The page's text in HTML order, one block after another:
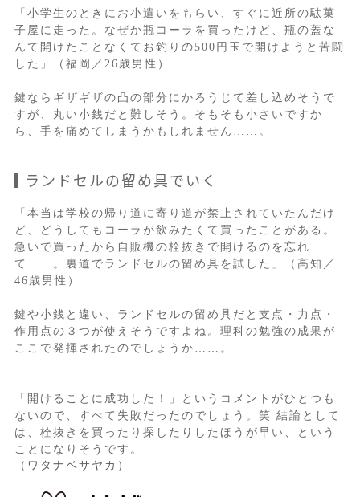
「小学生のときにお小遣いをもらい、すぐに近所の駄菓
子屋に走った。なぜか瓶コーラを買ったけど、瓶の蓋な
んて開けたことなくてお釣りの500円玉で開けようと苦闘
した」（福岡／26歳男性）
鍵ならギザギザの凸の部分にかろうじて差し込めそうで
すが、丸い小銭だと難しそう。そもそも小さいですか
ら、手を痛めてしまうかもしれません……。
ランドセルの留め具でいく
「本当は学校の帰り道に寄り道が禁止されていたんだけ
ど、どうしてもコーラが飲みたくて買ったことがある。
急いで買ったから自販機の栓抜きで開けるのを忘れ
て……。裏道でランドセルの留め具を試した」（高知／
46歳男性）
鍵や小銭と違い、ランドセルの留め具だと支点・力点・
作用点の３つが使えそうですよね。理科の勉強の成果が
ここで発揮されたのでしょうか……。
「開けることに成功した！」というコメントがひとつも
ないので、すべて失敗だったのでしょう。笑 結論として
は、栓抜きを買ったり探したりしたほうが早い、という
ことになりそうです。
（ワタナベサヤカ）